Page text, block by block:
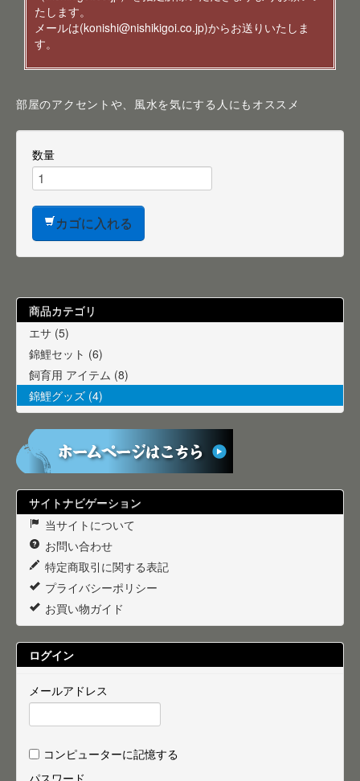
たします。
メールは(konishi@nishikigoi.co.jp)からお送りいたしま
す。
部屋のアクセントや、風水を気にする人にもオススメ
数量
カゴに入れる
商品カテゴリ
エサ (5)
錦鯉セット (6)
飼育用 アイテム (8)
錦鯉グッズ (4)
サイトナビゲーション
当サイトについて
お問い合わせ
特定商取引に関する表記
プライバシーポリシー
お買い物ガイド
ログイン
メールアドレス
コンピューターに記憶する
パスワード